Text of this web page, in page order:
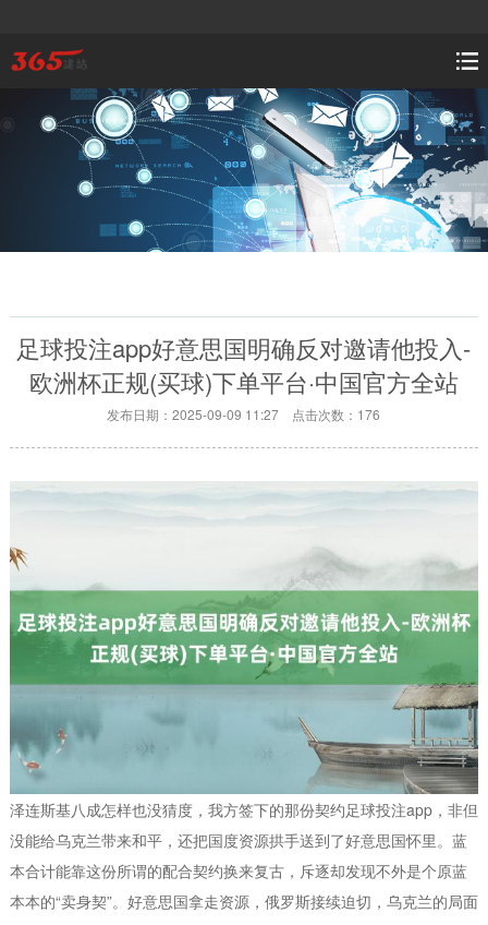
足球投注app好意思国明确反对邀请他投入-
欧洲杯正规(买球)下单平台·中国官方全站
发布日期：2025-09-09 11:27 点击次数：176
泽连斯基八成怎样也没猜度，我方签下的那份契约足球投注app，非但
没能给乌克兰带来和平，还把国度资源拱手送到了好意思国怀里。蓝
本合计能靠这份所谓的配合契约换来复古，斥逐却发现不外是个原蓝
本本的“卖身契”。好意思国拿走资源，俄罗斯接续迫切，乌克兰的局面